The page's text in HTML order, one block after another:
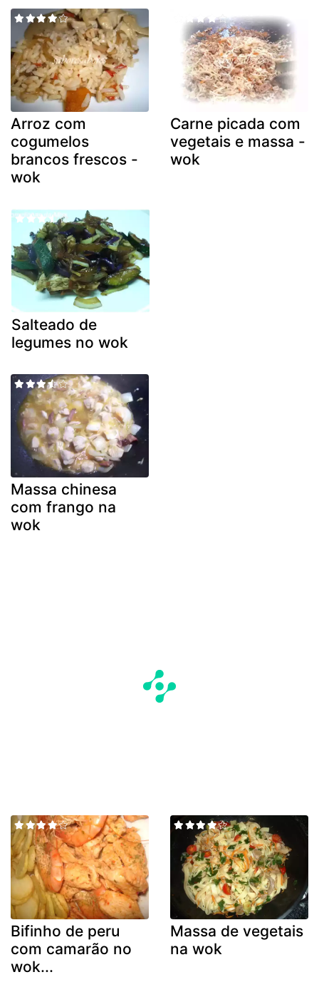
Arroz com
cogumelos
brancos frescos -
wok
Carne picada com
vegetais e massa -
wok
Salteado de
legumes no wok
Massa chinesa
com frango na
wok
Bifinho de peru
com camarão no
wok...
Massa de vegetais
na wok